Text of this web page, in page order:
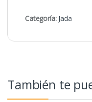
Categoría: Jada
También te